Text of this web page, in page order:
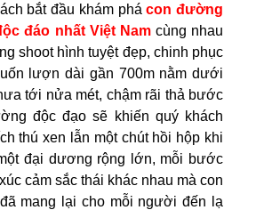
bắt đầu khám phácon đường
đáo nhất Việt Nam cùng nhau
shoot hình tuyệt đẹp, chinh phục
lượn dài gần 700m nằm dưới
tới nửa mét, chậm rãi thả bước
độc đạo sẽ khiến quý khách
thú xen lẫn một chút hồi hộp khi
đại dương rộng lớn, mỗi bước
cảm sắc thái khác nhau mà con
mang lại cho mỗi người đến lạ